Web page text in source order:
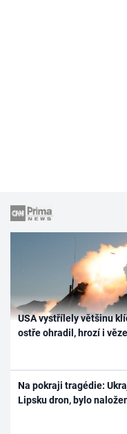
USA vystřílely většinu
ostře ohradil, hrozí i
Na pokraji tragédie:
Lipsku dron, bylo